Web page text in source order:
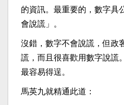
的資訊。最重要的，數字具
會說謊」。
沒錯，數字不會說謊，但政
謊，而且很喜歡用數字說謊
最容易得逞。
馬英九就精通此道：